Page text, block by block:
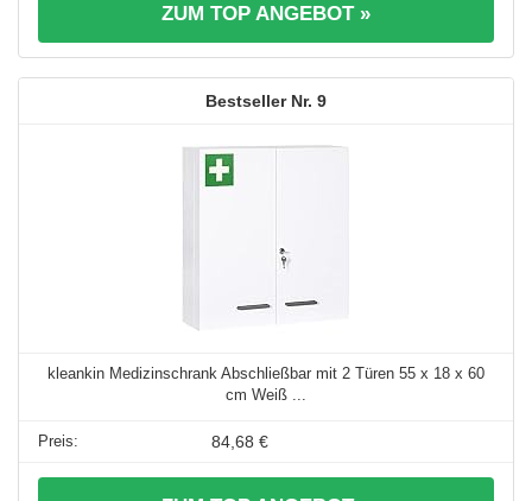
ZUM TOP ANGEBOT »
9
kleankin Medizinschrank Abschließbar mit 2 Türen 55 x 18 x 60
cm Weiß ...
84,68 €